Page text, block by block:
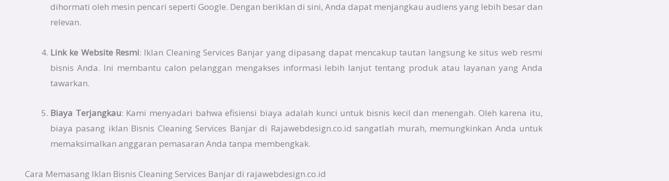
dihormati oleh mesin pencari seperti Google. Dengan beriklan di sini, Anda dapat menjangkau audiens yang lebih besar dan
relevan.
Link ke Website Resmi: Iklan Cleaning Services Banjar yang dipasang dapat mencakup tautan langsung ke situs web resmi
bisnis Anda. Ini membantu calon pelanggan mengakses informasi lebih lanjut tentang produk atau layanan yang Anda
tawarkan.
Biaya Terjangkau: Kami menyadari bahwa efisiensi biaya adalah kunci untuk bisnis kecil dan menengah. Oleh karena itu,
biaya pasang iklan Bisnis Cleaning Services Banjar di Rajawebdesign.co.id sangatlah murah, memungkinkan Anda untuk
memaksimalkan anggaran pemasaran Anda tanpa membengkak.
Cara Memasang Iklan Bisnis Cleaning Services Banjar di rajawebdesign.co.id